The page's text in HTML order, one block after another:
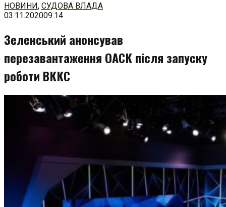
Перейти
до
НОВИНИ, СУДОВА ВЛАДА
03.11.202009:14
Зеленський анонсував
перезавантаження ОАСК після запуску
роботи ВККС